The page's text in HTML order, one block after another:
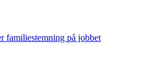
familiestemning på jobbet